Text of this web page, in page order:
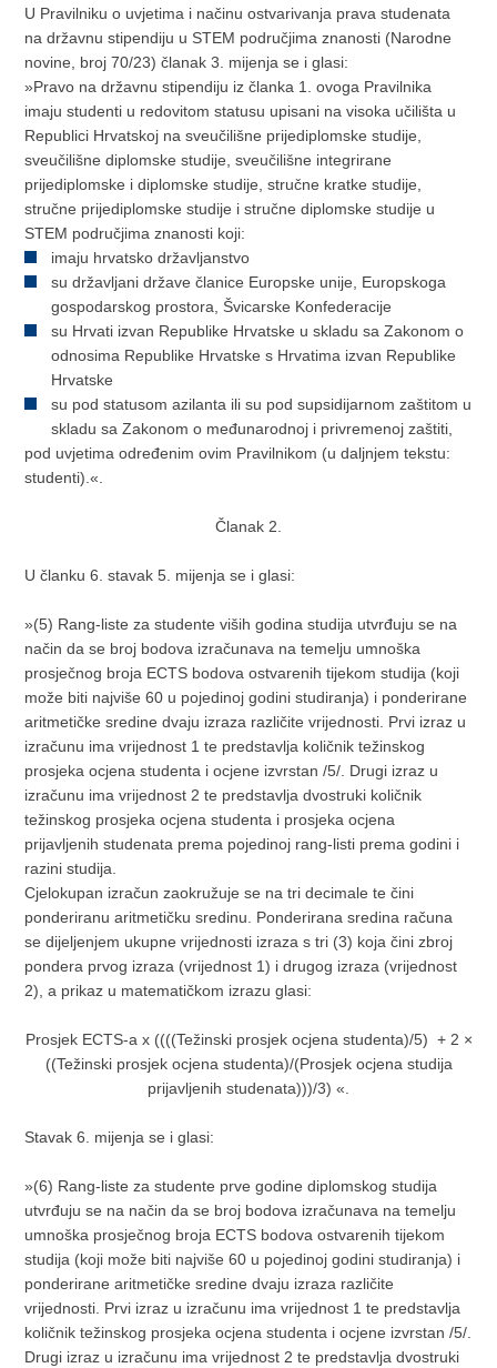
U Pravilniku o uvjetima i načinu ostvarivanja prava studenata
na državnu stipendiju u STEM područjima znanosti (Narodne
novine, broj 70/23) članak 3. mijenja se i glasi:
»Pravo na državnu stipendiju iz članka 1. ovoga Pravilnika
imaju studenti u redovitom statusu upisani na visoka učilišta u
Republici Hrvatskoj na sveučilišne prijediplomske studije,
sveučilišne diplomske studije, sveučilišne integrirane
prijediplomske i diplomske studije, stručne kratke studije,
stručne prijediplomske studije i stručne diplomske studije u
STEM područjima znanosti koji:
imaju hrvatsko državljanstvo
su državljani države članice Europske unije, Europskoga
gospodarskog prostora, Švicarske Konfederacije
su Hrvati izvan Republike Hrvatske u skladu sa Zakonom o
odnosima Republike Hrvatske s Hrvatima izvan Republike
Hrvatske
su pod statusom azilanta ili su pod supsidijarnom zaštitom u
skladu sa Zakonom o međunarodnoj i privremenoj zaštiti,
pod uvjetima određenim ovim Pravilnikom (u daljnjem tekstu:
studenti).«.
Članak 2.
U članku 6. stavak 5. mijenja se i glasi:
»(5) Rang-liste za studente viših godina studija utvrđuju se na
način da se broj bodova izračunava na temelju umnoška
prosječnog broja ECTS bodova ostvarenih tijekom studija (koji
može biti najviše 60 u pojedinoj godini studiranja) i ponderirane
aritmetičke sredine dvaju izraza različite vrijednosti. Prvi izraz u
izračunu ima vrijednost 1 te predstavlja količnik težinskog
prosjeka ocjena studenta i ocjene izvrstan /5/. Drugi izraz u
izračunu ima vrijednost 2 te predstavlja dvostruki količnik
težinskog prosjeka ocjena studenta i prosjeka ocjena
prijavljenih studenata prema pojedinoj rang-listi prema godini i
razini studija.
Cjelokupan izračun zaokružuje se na tri decimale te čini
ponderiranu aritmetičku sredinu. Ponderirana sredina računa
se dijeljenjem ukupne vrijednosti izraza s tri (3) koja čini zbroj
pondera prvog izraza (vrijednost 1) i drugog izraza (vrijednost
2), a prikaz u matematičkom izrazu glasi:
Prosjek ECTS-a x ((((Težinski prosjek ocjena studenta)/5) + 2 ×
((Težinski prosjek ocjena studenta)/(Prosjek ocjena studija
prijavljenih studenata)))/3) «.
Stavak 6. mijenja se i glasi:
»(6) Rang-liste za studente prve godine diplomskog studija
utvrđuju se na način da se broj bodova izračunava na temelju
umnoška prosječnog broja ECTS bodova ostvarenih tijekom
studija (koji može biti najviše 60 u pojedinoj godini studiranja) i
ponderirane aritmetičke sredine dvaju izraza različite
vrijednosti. Prvi izraz u izračunu ima vrijednost 1 te predstavlja
količnik težinskog prosjeka ocjena studenta i ocjene izvrstan /5/.
Drugi izraz u izračunu ima vrijednost 2 te predstavlja dvostruki